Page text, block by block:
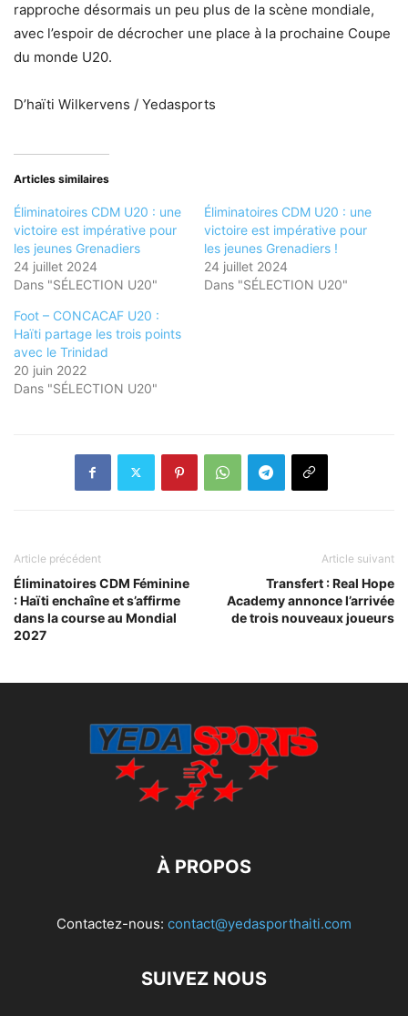
rapproche désormais un peu plus de la scène mondiale,
avec l’espoir de décrocher une place à la prochaine Coupe
du monde U20.
D’haïti Wilkervens / Yedasports
Articles similaires
Éliminatoires CDM U20 : une
victoire est impérative pour
les jeunes Grenadiers
24 juillet 2024
Dans "SÉLECTION U20"
Éliminatoires CDM U20 : une
victoire est impérative pour
les jeunes Grenadiers !
24 juillet 2024
Dans "SÉLECTION U20"
Foot – CONCACAF U20 :
Haïti partage les trois points
avec le Trinidad
20 juin 2022
Dans "SÉLECTION U20"
Article précédent
Éliminatoires CDM Féminine
: Haïti enchaîne et s’affirme
dans la course au Mondial
2027
Article suivant
Transfert : Real Hope
Academy annonce l’arrivée
de trois nouveaux joueurs
À PROPOS
Contactez-nous: contact@yedasporthaiti.com
SUIVEZ NOUS